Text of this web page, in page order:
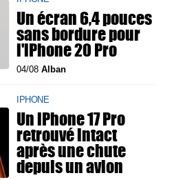
Un écran 6,4 pouces
sans bordure pour
l'iPhone 20 Pro
04/08Alban
IPHONE
Un iPhone 17 Pro
retrouvé intact
après une chute
depuis un avion